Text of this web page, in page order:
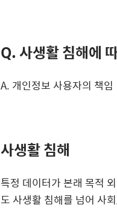
Q. 사생활 침해에
A. 개인정보 사용자의 책임
사생활 침해
특정 데이터가 본래 목적
도 사생활 침해를 넘어 사